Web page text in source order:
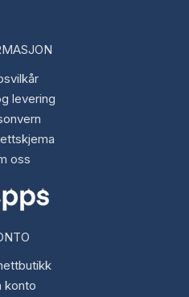
levering
oss
konto